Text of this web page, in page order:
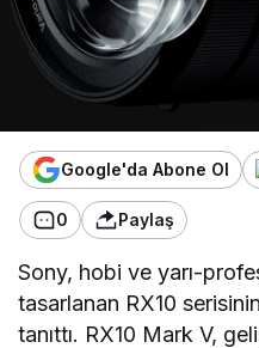
Google'da Abone Ol
0 Paylaş
Sony, hobi ve yarı-
tasarlanan RX10
tanıttı. RX10 Mark V,